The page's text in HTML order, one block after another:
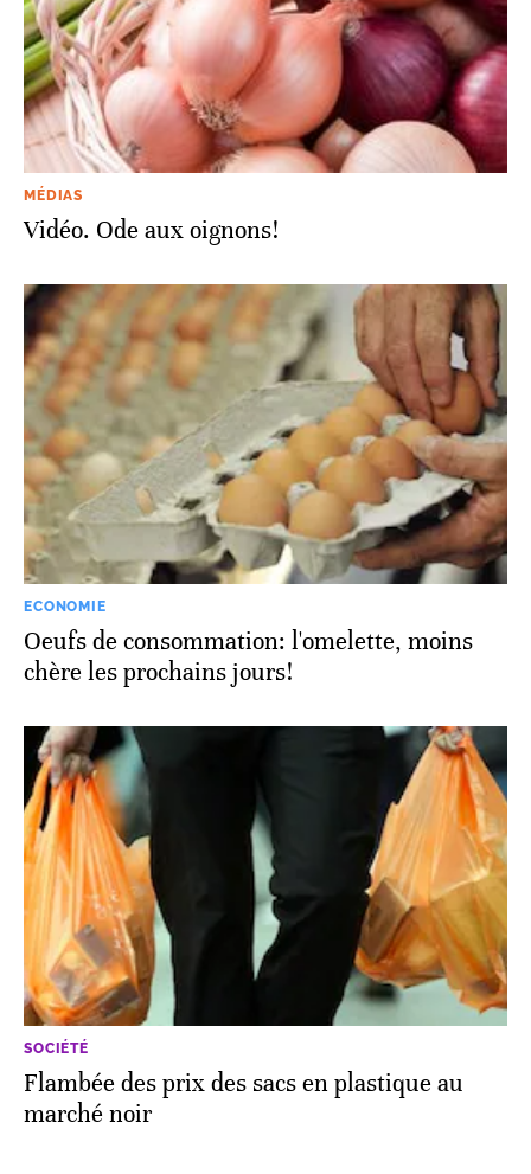
MÉDIAS
Vidéo. Ode aux oignons!
ECONOMIE
Oeufs de consommation: l'omelette, moins
chère les prochains jours!
SOCIÉTÉ
Flambée des prix des sacs en plastique au
marché noir